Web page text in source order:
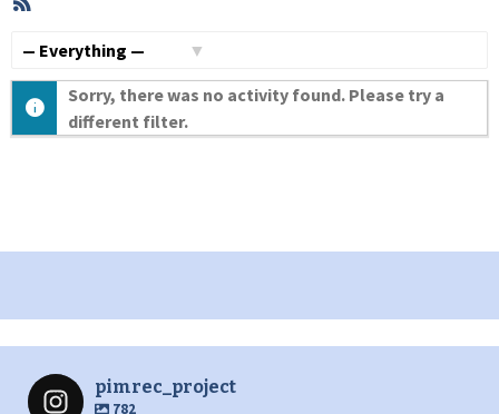
Member
Activities
Sorry, there was no activity found. Please try a
different filter.
pimrec_project
782